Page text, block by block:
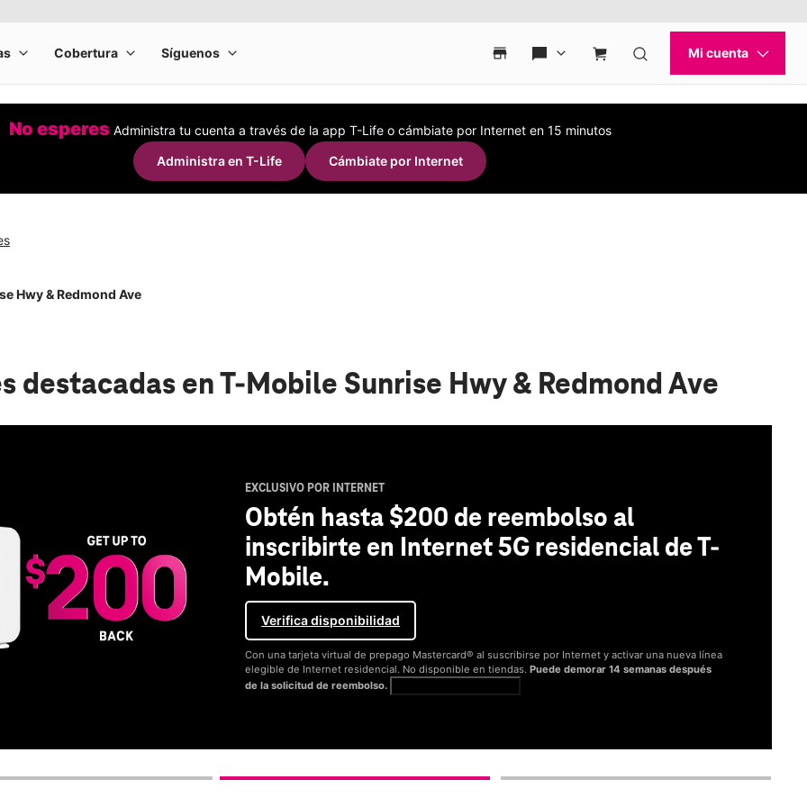
No esperes Administra tu cuenta a través de la app T-Life o cámbiate por Internet en 15 minutos
Administra en T-Life
Cámbiate por Internet
Hwy & Redmond Ave
destacadas en T-Mobile Sunrise Hwy & Redmond Ave
EXCLUSIVO POR INTERNET
Obtén hasta $200 de reembolso al
inscribirte en Internet 5G residencial de T-
Mobile.
Verifica disponibilidad
Con una tarjeta virtual de prepago Mastercard® al suscribirse por Internet y activar una nueva línea
elegible de Internet residencial. No disponible en tiendas.Puede demorar 14 semanas después
de la solicitud de reembolso.